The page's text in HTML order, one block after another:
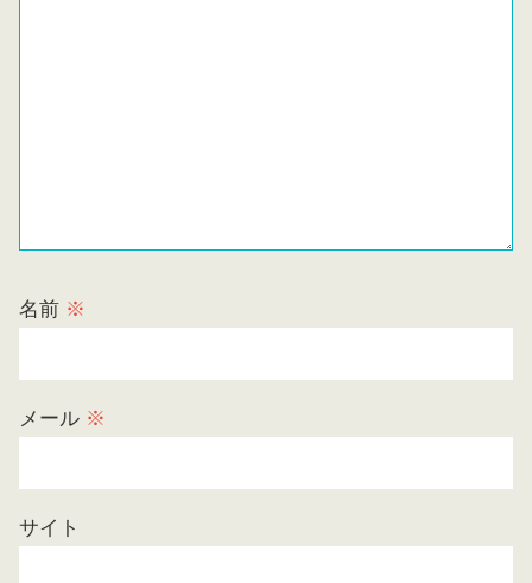
名前 ※
メール ※
サイト